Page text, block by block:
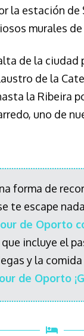
la estación de
murales
de la ciudad
de la
la Ribeira
uno de
forma de
te escape
de Oporto
que incluye el
y la
de Oporto